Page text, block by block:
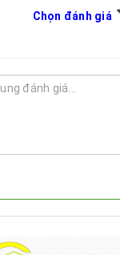
Chọn đánh giá